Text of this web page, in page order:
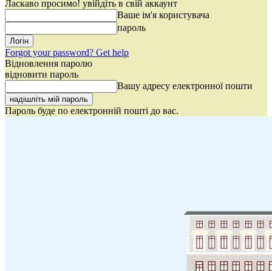
Ласкаво просимо! увійдіть в свій аккаунт
Ваше ім'я користувача
пароль
Forgot your password? Get help
Відновлення паролю
відновити пароль
Вашу адресу електронної пошти
Пароль буде по електронній пошті до вас.